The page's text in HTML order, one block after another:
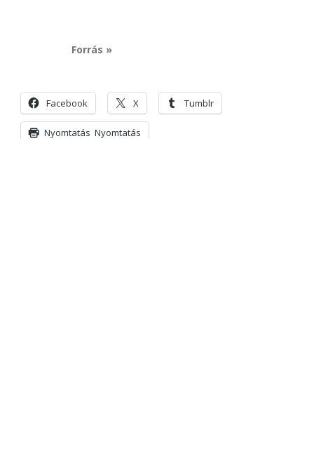
Forrás »
Facebook X Tumblr
Nyomtatás Nyomtatás